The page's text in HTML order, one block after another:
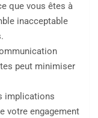
que vous êtes à
inacceptable
peut minimiser
implications
votre engagement